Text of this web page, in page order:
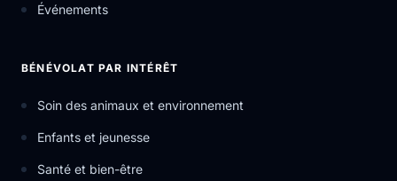
Événements
BÉNÉVOLAT PAR INTÉRÊT
Soin des animaux et environnement
Enfants et jeunesse
Santé et bien-être